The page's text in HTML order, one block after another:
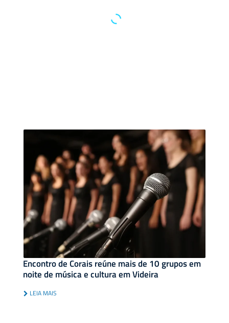
Encontro de Corais reúne mais de 10 grupos em
noite de música e cultura em Videira
LEIA MAIS